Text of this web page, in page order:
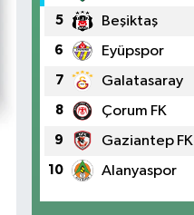
5 Beşiktaş
6 Eyüpspor
7 Galatasaray
8 Çorum FK
9 Gaziantep FK
10 Alanyaspor